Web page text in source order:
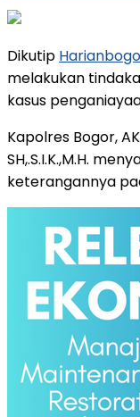
Dikutip
melakukan
kasus
Kapolres Bogor,
SH,.S.I.K.,M.H.
keterangannya